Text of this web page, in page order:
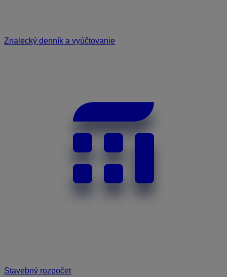
Znalecký denník a vyúčtovanie
Stavebný rozpočet